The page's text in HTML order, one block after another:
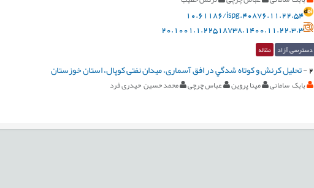
10.61186/ispg.40876.11.22.54
20.1001.1.22518738.1400.11.22.3.3
دسترسی آزاد مقاله
2
-تحلیل کرنش و كوتاه شدگي در افق آسماری، میدان نفتی کوپال، استان خوزستان
بابک سامانی مینا پروین عباس چرچی محمد حسین حیدری فرد